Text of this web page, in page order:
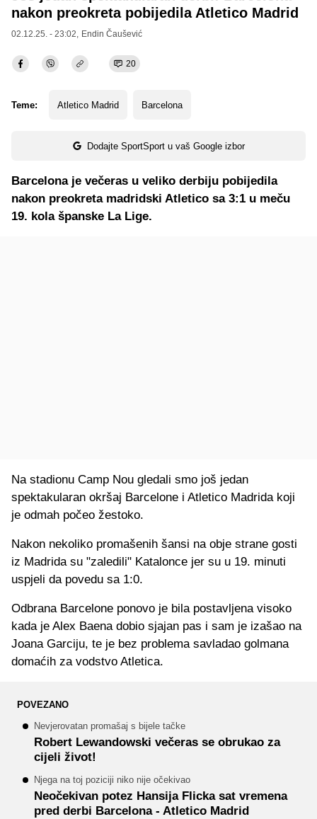
nakon preokreta pobijedila Atletico Madrid
02.12.25. - 23:02, Endin Čaušević
20
Teme: Atletico Madrid Barcelona
Dodajte SportSport u vaš Google izbor
Barcelona je večeras u veliko derbiju pobijedila
nakon preokreta madridski Atletico sa 3:1 u meču
19. kola španske La Lige.
Na stadionu Camp Nou gledali smo još jedan
spektakularan okršaj Barcelone i Atletico Madrida koji
je odmah počeo žestoko.
Nakon nekoliko promašenih šansi na obje strane gosti
iz Madrida su "zaledili" Katalonce jer su u 19. minuti
uspjeli da povedu sa 1:0.
Odbrana Barcelone ponovo je bila postavljena visoko
kada je Alex Baena dobio sjajan pas i sam je izašao na
Joana Garciju, te je bez problema savladao golmana
domaćih za vodstvo Atletica.
POVEZANO
Nevjerovatan promašaj s bijele tačke
Robert Lewandowski večeras se obrukao za
cijeli život!
Njega na toj poziciji niko nije očekivao
Neočekivan potez Hansija Flicka sat vremena
pred derbi Barcelona - Atletico Madrid